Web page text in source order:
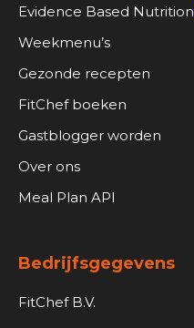
Evidence Based Nutrition
Weekmenu’s
Gezonde recepten
FitChef boeken
Gastblogger worden
Over ons
Meal Plan API
Bedrijfsgegevens
FitChef B.V.